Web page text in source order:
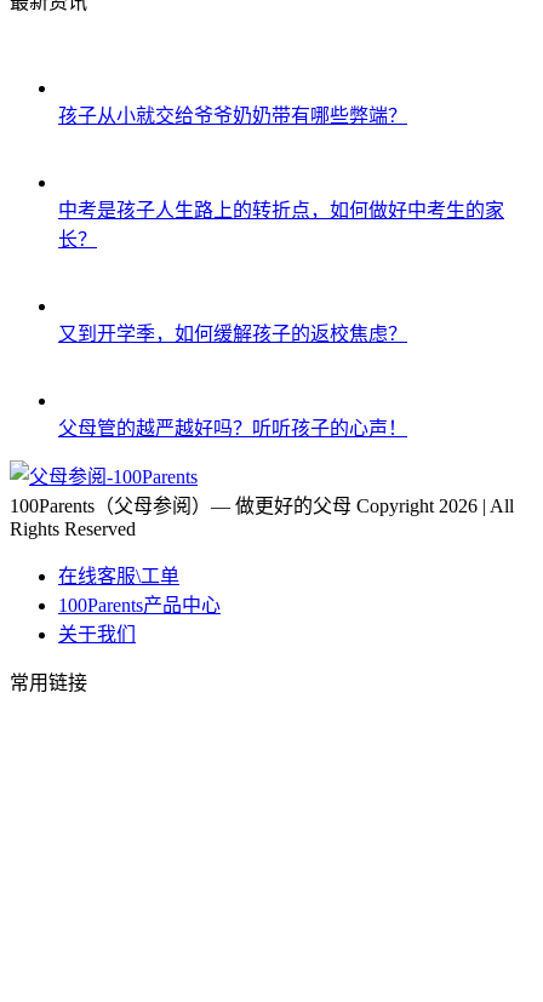
孩子从小就交给爷爷奶奶带有哪些弊端？
中考是孩子人生路上的转折点，如何做好中考生的家
长？
又到开学季，如何缓解孩子的返校焦虑？
父母管的越严越好吗？听听孩子的心声！
100Parents（父母参阅）— 做更好的父母 Copyright 2026 | All
Rights Reserved
在线客服\工单
100Parents产品中心
关于我们
常用链接